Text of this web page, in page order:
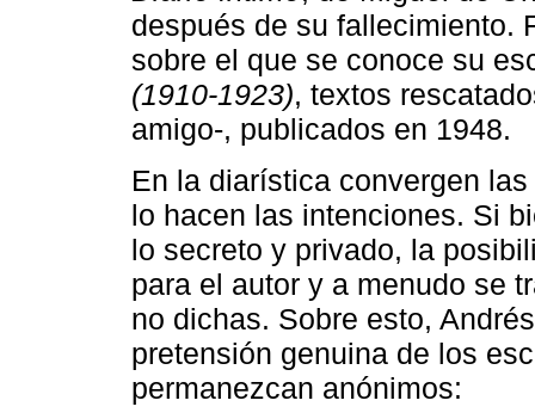
después de su fallecimiento.
sobre el que se conoce su
(1910-1923), textos
amigo-, publicados en 1948.
En la diarística convergen
lo hacen las intenciones. Si
lo secreto y privado, la
para el autor y a menudo se
no dichas. Sobre esto,
pretensión genuina de los
permanezcan anónimos: